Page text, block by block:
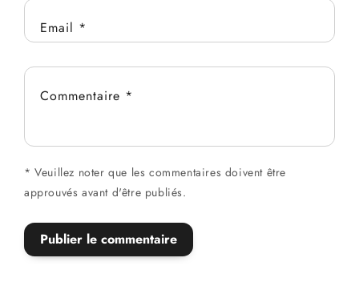
Email *
Commentaire *
* Veuillez noter que les commentaires doivent être
approuvés avant d'être publiés.